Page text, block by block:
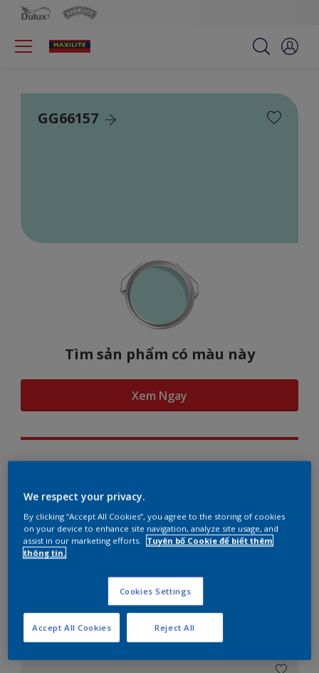
GG66157
Tìm sản phẩm có màu này
Xem Ngay
We respect your privacy.
By clicking “Accept All Cookies”, you agree to the storing of cookies
on your device to enhance site navigation, analyze site usage, and
assist in our marketing efforts.
Tuyên bố Cookie để biết thêm
thông tin.
Cookies Settings
Reject All
Accept All Cookies